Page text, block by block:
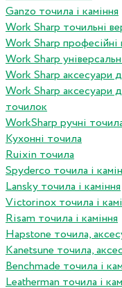
Ganzo точила і каміння
Work Sharp точильні
Work Sharp професiйнi
Work Sharp
Work Sharp аксесуари
Work Sharp аксесуари
точилок
WorkSharp ручні
Кухонні точила
Ruixin точила
Spyderco точила і
Lansky точила і каміння
Victorinox точила і
Risam точила і каміння
Hapstone точила,
Kanetsune точила,
Benchmade точила і
Leatherman точила і